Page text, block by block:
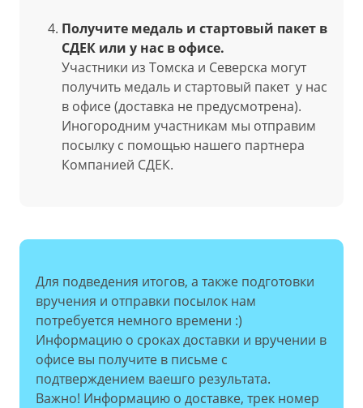
Получите медаль и стартовый пакет в
СДЕК или у нас в офисе.
Участники из Томска и Северска могут
получить медаль и стартовый пакет у нас
в офисе (доставка не предусмотрена).
Иногородним участникам мы отправим
посылку с помощью нашего партнера
Компанией СДЕК.
Для подведения итогов, а также подготовки
вручения и отправки посылок нам
потребуется немного времени :)
Информацию о сроках доставки и вручении в
офисе вы получите в письме с
подтверждением ваешго результата.
Важно! Информацию о доставке, трек номер